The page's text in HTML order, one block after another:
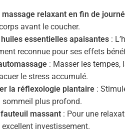
massage relaxant en fin de
avant le coucher.
essentielles apaisantes :
reconnue pour ses effets
: Masser les tempes,
le stress accumulé.
la réflexologie plantaire :
sommeil plus profond.
massant : Pour une
excellent investissement.